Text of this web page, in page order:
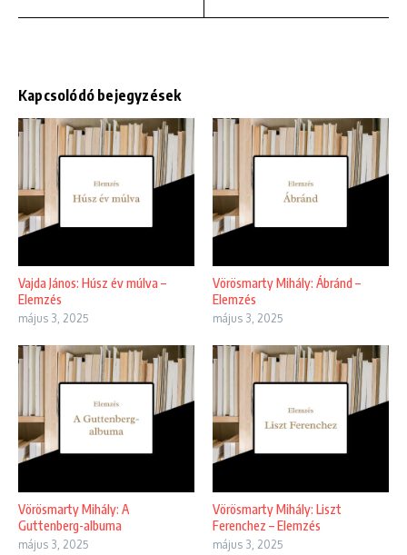
Kapcsolódó bejegyzések
Vajda János: Húsz év múlva –
Elemzés
május 3, 2025
Vörösmarty Mihály: Ábránd –
Elemzés
május 3, 2025
Vörösmarty Mihály: A
Guttenberg-albuma
május 3, 2025
Vörösmarty Mihály: Liszt
Ferenchez – Elemzés
május 3, 2025